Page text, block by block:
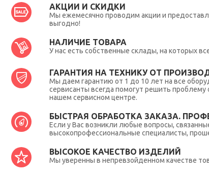
АКЦИИ И СКИДКИ
Мы ежемесячно проводим акции и
выгодно!
НАЛИЧИЕ ТОВАРА
У нас есть собственные склады, на которых
ГАРАНТИЯ НА ТЕХНИКУ ОТ
Мы даем гарантию от 1 до 10 лет на все
сервисанты всегда помогут решить
нашем сервисном центре.
БЫСТРАЯ ОБРАБОТКА ЗАКАЗА.
Если у Вас возникли любые вопросы,
высокопрофессиональные специалисты,
ВЫСОКОЕ КАЧЕСТВО ИЗДЕЛИЙ
Мы уверенны в непревзойденном качестве